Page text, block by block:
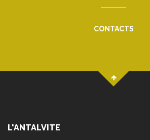
CONTACTS
L'ANTALVITE